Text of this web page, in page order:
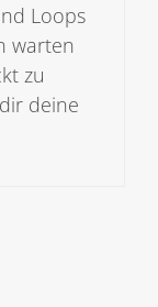
Loops
warten
zu
deine